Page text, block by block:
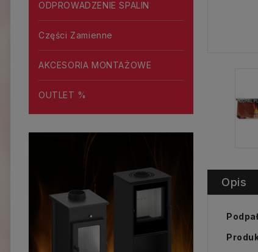
ODPROWADZENIE SPALIN
Części Zamienne
AKCESORIA MONTAŻOWE
OUTLET %
Opis